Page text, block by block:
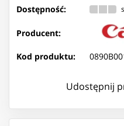
Dostępność:
Producent:
Kod produktu:
Udostępnij